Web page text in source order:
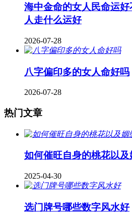
海中金命的女人民命运
人走什么运好
2026-07-28
八字偏印多的女人命好吗
2026-07-28
热门文章
如何催旺自身的桃花以及
2025-04-30
​选门牌号哪些数字风水好